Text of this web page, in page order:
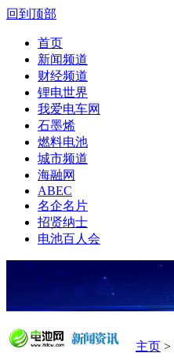
回到顶部
首页
新闻频道
财经频道
锂电世界
我爱电车网
石墨烯
燃料电池
城市频道
海融网
ABEC
名企名片
招贤纳士
电池百人会
主页 >